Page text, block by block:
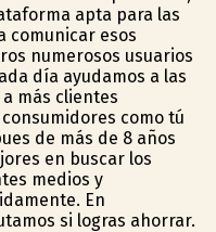
apta para las
comunicar esos
numerosos usuarios
día ayudamos a las
más clientes
como tú
de más de 8 años
en buscar los
medios y
En
si logras ahorrar.